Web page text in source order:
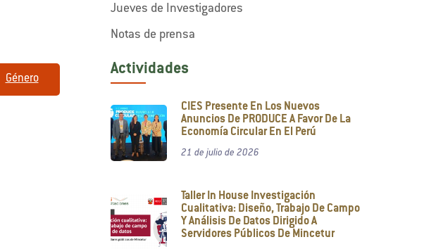
Género
Jueves de Investigadores
Notas de prensa
Actividades
CIES Presente En Los Nuevos
Anuncios De PRODUCE A Favor De La
Economía Circular En El Perú
21 de julio de 2026
Taller In House Investigación
Cualitativa: Diseño, Trabajo De Campo
Y Análisis De Datos Dirigido A
Servidores Públicos De Mincetur